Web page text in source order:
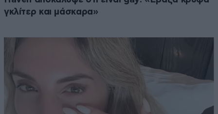
γκλίτερ και μάσκαρα»